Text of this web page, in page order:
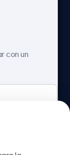
con un